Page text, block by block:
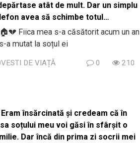
atât de mult. Dar un simplu
avea să schimbe totul…
Fiica mea s-a căsătorit acum un an
a mutat la soțul ei
DE VIAȚĂ 0 210
Eram însărcinată și credeam că în
soțului meu voi găsi în sfârșit o
Dar încă din prima zi socrii mei